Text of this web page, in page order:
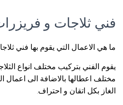
فني ثلاجات و
ما هي الاعمال التي يقوم بها فني
يقوم الفني بتركيب مختلف انواع
مختلف اعطالها بالاضافة الى اعمال
الغاز بكل اتقان و احتراف.